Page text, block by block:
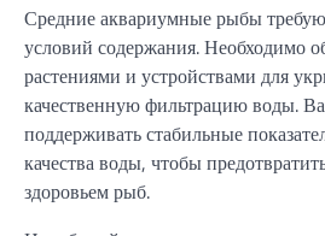
Средние аквариумные рыбы
условий содержания. Необходимо
растениями и устройствами для
качественную фильтрацию воды.
поддерживать стабильные
качества воды, чтобы
здоровьем рыб.